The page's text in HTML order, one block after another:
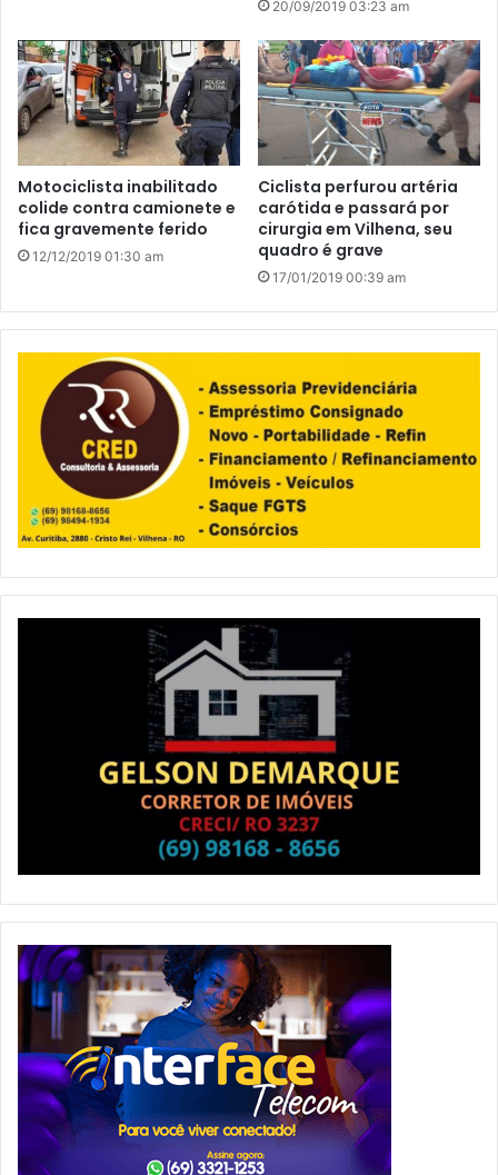
20/09/2019 03:23 am
Motociclista inabilitado
colide contra camionete e
fica gravemente ferido
12/12/2019 01:30 am
Ciclista perfurou artéria
carótida e passará por
cirurgia em Vilhena, seu
quadro é grave
17/01/2019 00:39 am